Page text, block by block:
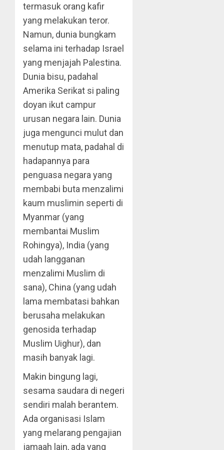
termasuk orang kafir
yang melakukan teror.
Namun, dunia bungkam
selama ini terhadap Israel
yang menjajah Palestina.
Dunia bisu, padahal
Amerika Serikat si paling
doyan ikut campur
urusan negara lain. Dunia
juga mengunci mulut dan
menutup mata, padahal di
hadapannya para
penguasa negara yang
membabi buta menzalimi
kaum muslimin seperti di
Myanmar (yang
membantai Muslim
Rohingya), India (yang
udah langganan
menzalimi Muslim di
sana), China (yang udah
lama membatasi bahkan
berusaha melakukan
genosida terhadap
Muslim Uighur), dan
masih banyak lagi.
Makin bingung lagi,
sesama saudara di negeri
sendiri malah berantem.
Ada organisasi Islam
yang melarang pengajian
jamaah lain, ada yang